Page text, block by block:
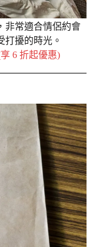
非常適合情侶約會
打擾的時光。
6 折起優惠)